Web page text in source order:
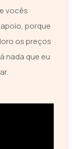
vocês
porque
os preços
nada que eu